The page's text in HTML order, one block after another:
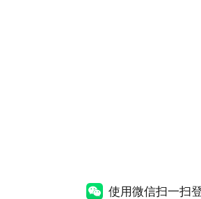
使用微信扫一扫